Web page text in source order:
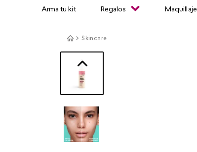
Arma tu kit Regalos Maquillaje
Skincare